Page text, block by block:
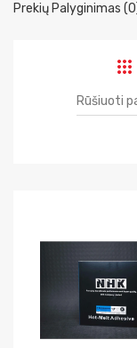
Prekių Palyginimas
Rūšiuoti